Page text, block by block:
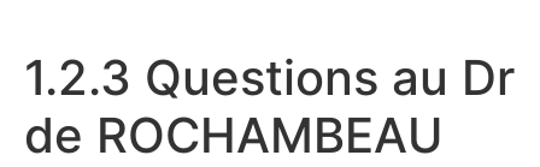
1.2.3 Questions au Dr
de ROCHAMBEAU